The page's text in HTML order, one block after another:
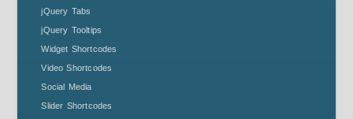
jQuery Tabs
jQuery Tooltips
Widget Shortcodes
Video Shortcodes
Social Media
Slider Shortcodes